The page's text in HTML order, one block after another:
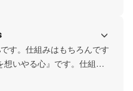
す。仕組みはもちろんです
いやる心』です。仕組み